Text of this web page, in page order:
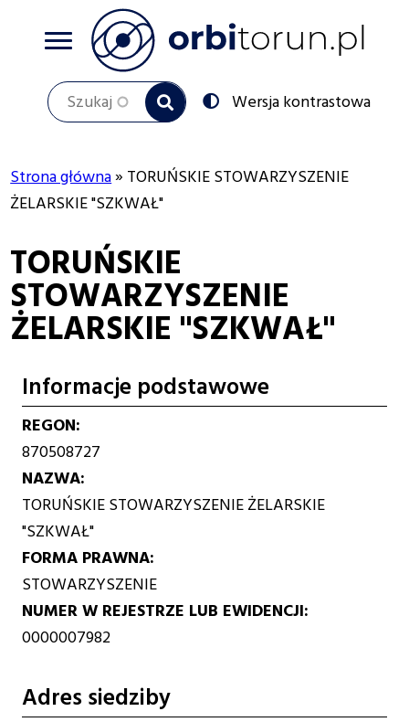
Szukaj
Przełącz
na:
Wersja kontrastowa
Ścieżka
nawigacyjna
Strona główna
TORUŃSKIE STOWARZYSZENIE
ŻELARSKIE "SZKWAŁ"
TORUŃSKIE
STOWARZYSZENIE
ŻELARSKIE "SZKWAŁ"
Informacje podstawowe
REGON
870508727
NAZWA
TORUŃSKIE STOWARZYSZENIE ŻELARSKIE
"SZKWAŁ"
FORMA PRAWNA
STOWARZYSZENIE
NUMER W REJESTRZE LUB EWIDENCJI
0000007982
Adres siedziby